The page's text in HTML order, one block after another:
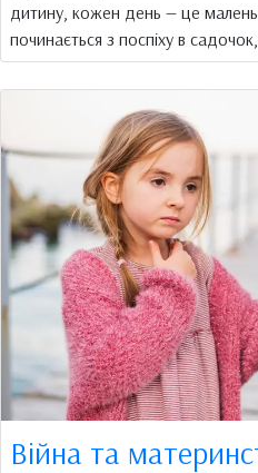
дитину, кожен день — це
починається з поспіху в
Війна та